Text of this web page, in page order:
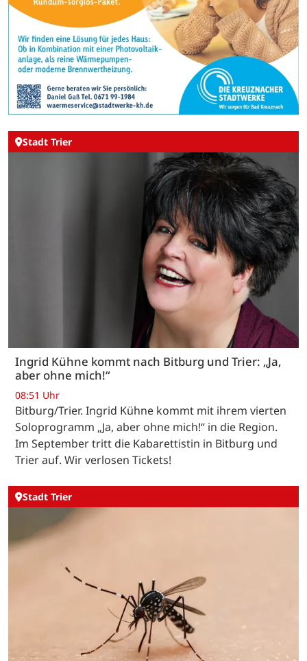
Stadt Trier
Ingrid Kühne kommt nach Bitburg und Trier: „Ja,
aber ohne mich!“
08:51 Uhr
Bitburg/Trier. Ingrid Kühne kommt mit ihrem vierten
Soloprogramm „Ja, aber ohne mich!“ in die Region.
Im September tritt die Kabarettistin in Bitburg und
Trier auf. Wir verlosen Tickets!
Stadt Trier